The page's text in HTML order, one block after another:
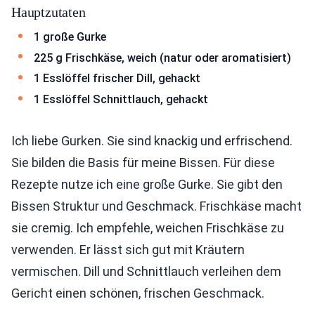
Hauptzutaten
1 große Gurke
225 g Frischkäse, weich (natur oder aromatisiert)
1 Esslöffel frischer Dill, gehackt
1 Esslöffel Schnittlauch, gehackt
Ich liebe Gurken. Sie sind knackig und erfrischend.
Sie bilden die Basis für meine Bissen. Für diese
Rezepte nutze ich eine große Gurke. Sie gibt den
Bissen Struktur und Geschmack. Frischkäse macht
sie cremig. Ich empfehle, weichen Frischkäse zu
verwenden. Er lässt sich gut mit Kräutern
vermischen. Dill und Schnittlauch verleihen dem
Gericht einen schönen, frischen Geschmack.